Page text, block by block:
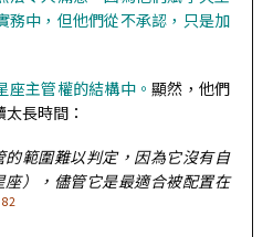
務中，但他們從不承認，只是加
座主管權的結構中。顯然，他們
長時間：
的範圍難以判定，因為它沒有自
座），儘管它是最適合被配置在
82